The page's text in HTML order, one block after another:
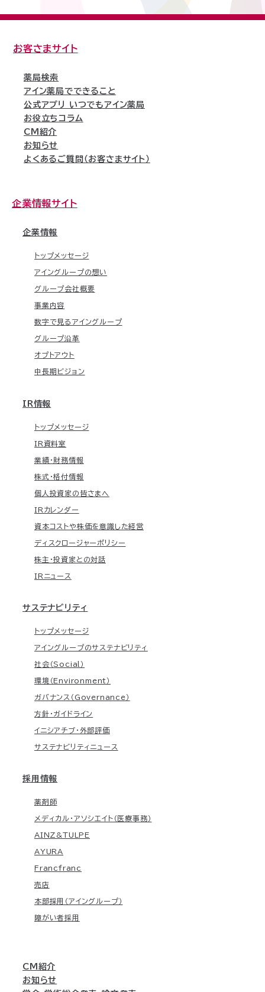
お客さまサイト
薬局検索
アイン薬局でできること
公式アプリ いつでもアイン薬局
お役立ちコラム
CM紹介
お知らせ
よくあるご質問（お客さまサイト）
企業情報サイト
企業情報
トップメッセージ
アイングループの想い
グループ会社概要
事業内容
数字で見るアイングループ
グループ沿革
オプトアウト
中長期ビジョン
IR情報
トップメッセージ
IR資料室
業績・財務情報
株式・格付情報
個人投資家の皆さまへ
IRカレンダー
資本コストや株価を意識した経営
ディスクロージャーポリシー
株主・投資家との対話
IRニュース
サステナビリティ
トップメッセージ
アイングループのサステナビリティ
社会（Social）
環境（Environment）
ガバナンス（Governance）
方針・ガイドライン
イニシアチブ・外部評価
サステナビリティニュース
採用情報
薬剤師
メディカル・アソシエイト（医療事務）
AINZ&TULPE
AYURA
Francfranc
売店
本部採用（アイングループ）
障がい者採用
CM紹介
お知らせ